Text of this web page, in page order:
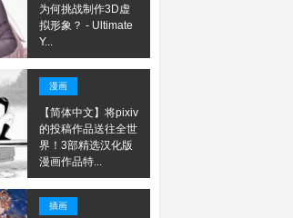
为何挑战制作3D虚
拟形象？ - Ultimate
Y...
漫画
【简体中文】将pixiv
的投稿作品送往全世
界！3部精选汉化版
漫画作品特...
插画